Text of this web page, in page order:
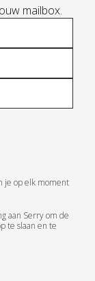
mailbox.
je op elk moment
aan Serry om de
te slaan en te